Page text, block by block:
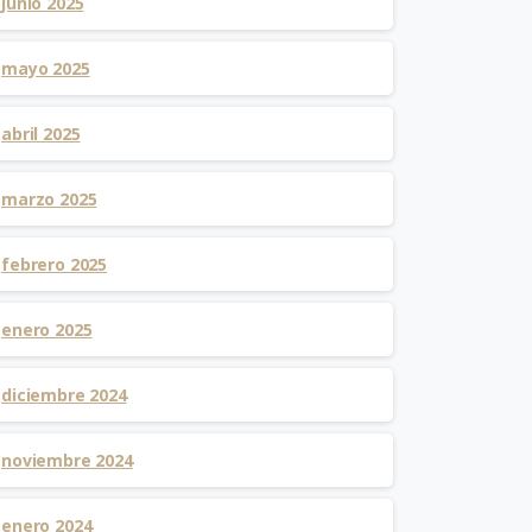
mayo 2025
abril 2025
marzo 2025
febrero 2025
enero 2025
diciembre 2024
noviembre 2024
enero 2024